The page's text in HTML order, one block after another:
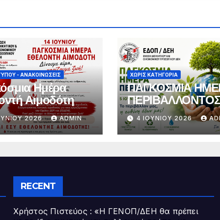
- ΑΝΑΚΟΙΝΏΣΕΙΣ
Ημέρα
Αιμοδότη
2026 ADMIN
ΧΩΡΊΣ ΚΑΤΗΓΟΡΊΑ
ΠΑΓΚΟΣΜΙΑ
ΠΕΡΙΒΑΛΛΟΝΤΟΣ
4 ΙΟΥΝΊΟΥ 2026
RECENT
Χρήστος Πιστεύος : «Η ΓΕΝΟΠ/ΔΕΗ θα πρέπει